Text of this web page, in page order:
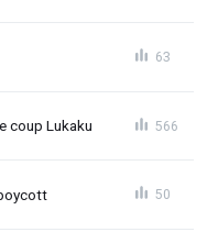
63
coup Lukaku 566
50